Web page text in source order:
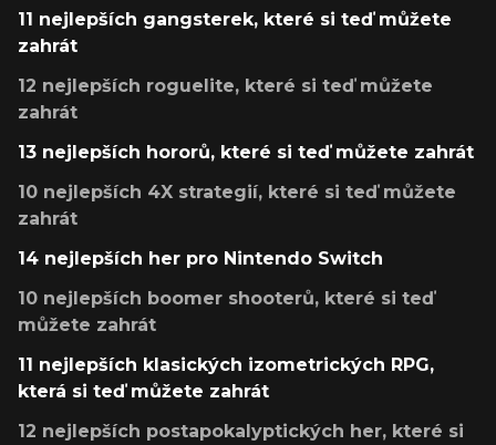
11 nejlepších gangsterek, které si teď můžete
zahrát
12 nejlepších roguelite, které si teď můžete
zahrát
13 nejlepších hororů, které si teď můžete zahrát
10 nejlepších 4X strategií, které si teď můžete
zahrát
14 nejlepších her pro Nintendo Switch
10 nejlepších boomer shooterů, které si teď
můžete zahrát
11 nejlepších klasických izometrických RPG,
která si teď můžete zahrát
12 nejlepších postapokalyptických her, které si